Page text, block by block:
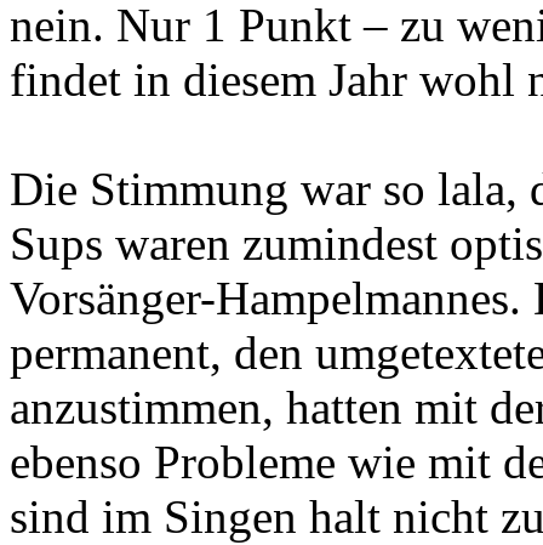
nein. Nur 1 Punkt – zu
findet in diesem Jahr wohl
Die Stimmung war so lala,
Sups waren zumindest
Vorsänger-
permanent, den
anzustimmen, hatten mit
ebenso Probleme wie mit
sind im Singen halt nicht